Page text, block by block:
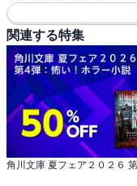
関連する特集